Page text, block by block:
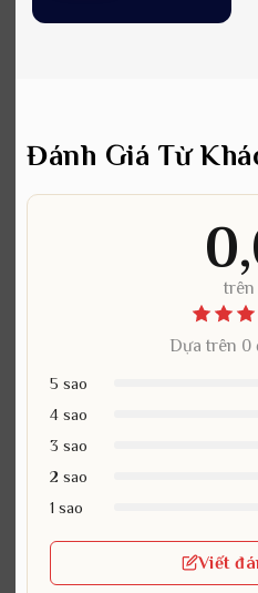
Đánh Giá Từ
trên
Dựa trên 0
5 sao
4 sao
3 sao
2 sao
1 sao
Viết